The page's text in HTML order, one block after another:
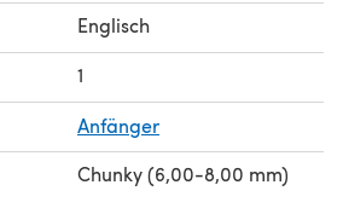
Englisch
1
Anfänger
Chunky (6,00-8,00 mm)